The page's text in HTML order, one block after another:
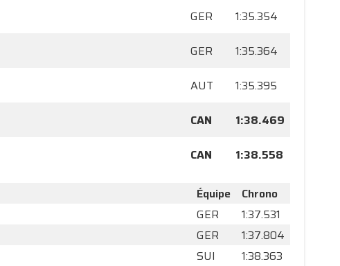
GER
1:35.354
GER
1:35.364
AUT
1:35.395
CAN
1:38.469
CAN 1:38.558
Équipe
Chrono
GER
1:37.531
GER
1:37.804
SUI
1:38.363